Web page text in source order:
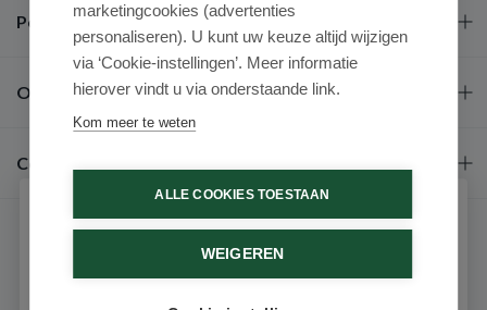
Populaire merken
Over ons
Contact
marketingcookies (advertenties
personaliseren). U kunt uw keuze altijd wijzigen
via ‘Cookie-instellingen’. Meer informatie
hierover vindt u via onderstaande link.
Kom meer te weten
ALLE COOKIES TOESTAAN
WEIGEREN
Schrijf je in voor onze nieuwsbrief
Ontvang als eerste de beste aanbiedingen en persoonlijk
advies